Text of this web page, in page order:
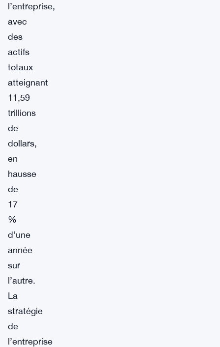
l’entreprise,
avec
des
actifs
totaux
atteignant
11,59
trillions
de
dollars,
en
hausse
de
17
%
d’une
année
sur
l’autre.
La
stratégie
de
l’entreprise